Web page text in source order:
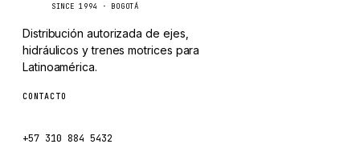
SINCE 1994 · BOGOTÁ
Distribución autorizada de ejes,
hidráulicos y trenes motrices para
Latinoamérica.
CONTACTO
+57 310 884 5432